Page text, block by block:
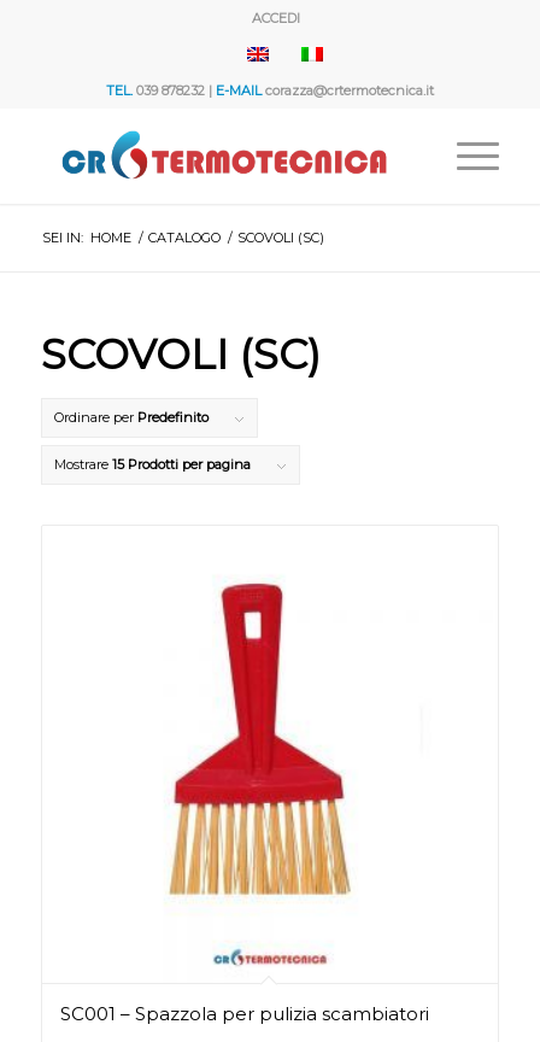
ACCEDI
TEL.039 878232 | E-MAILcorazza@crtermotecnica.it
SEI IN: HOME / CATALOGO / SCOVOLI (SC)
SCOVOLI (SC)
Ordinare per Predefinito
Mostrare 15 Prodotti per pagina
SC001 – Spazzola per pulizia scambiatori